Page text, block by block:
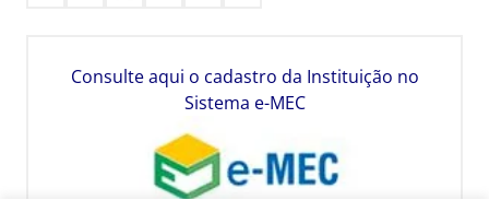
Consulte aqui o cadastro da Instituição no
Sistema e-MEC